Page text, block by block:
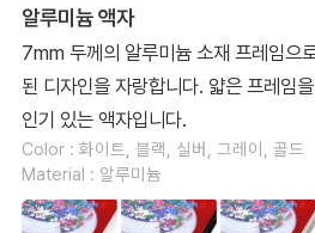
알루미늄 액자
7mm 두께의 알루미늄 소재 프레임으
된 디자인을 자랑합니다. 얇은 프레임
인기 있는 액자입니다.
Color : 화이트, 블랙, 실버, 그레이, 골드
Material : 알루미늄